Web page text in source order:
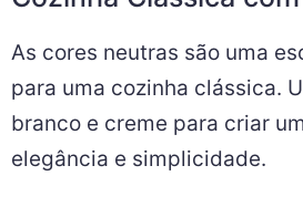
As cores neutras são uma
para uma cozinha clássica.
branco e creme para criar
elegância e simplicidade.